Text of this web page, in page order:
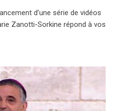
d’une série de vidéos
Zanotti-Sorkine répond à vos